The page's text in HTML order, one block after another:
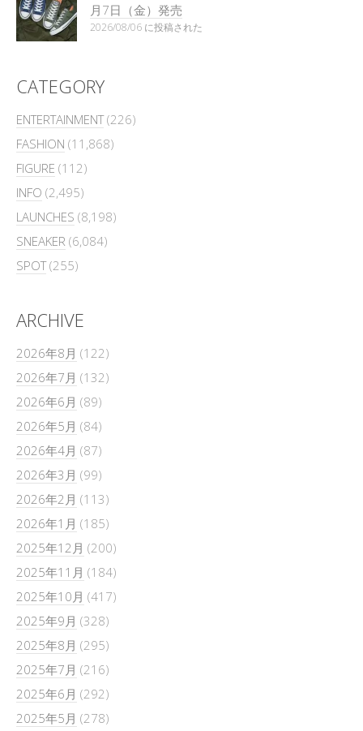
月7日（金）発売
2026/08/06 に投稿された
CATEGORY
ENTERTAINMENT(226)
FASHION (11,868)
FIGURE (112)
INFO (2,495)
LAUNCHES (8,198)
SNEAKER (6,084)
SPOT(255)
ARCHIVE
2026年8月 (122)
2026年7月 (132)
2026年6月 (89)
2026年5月 (84)
2026年4月 (87)
2026年3月 (99)
2026年2月 (113)
2026年1月 (185)
2025年12月 (200)
2025年11月 (184)
2025年10月 (417)
2025年9月 (328)
2025年8月 (295)
2025年7月 (216)
2025年6月 (292)
2025年5月 (278)